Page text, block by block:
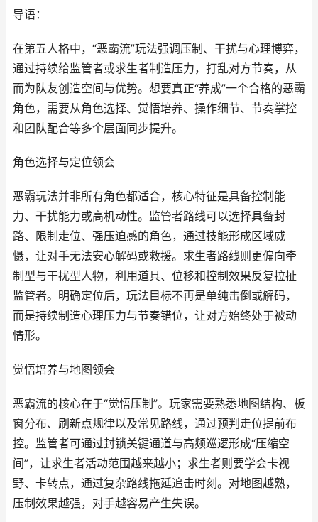
导语：
在第五人格中，“恶霸流”玩法强调压制、干扰与心理博弈，
通过持续给监管者或求生者制造压力，打乱对方节奏，从
而为队友创造空间与优势。想要真正“养成”一个合格的恶霸
角色，需要从角色选择、觉悟培养、操作细节、节奏掌控
和团队配合等多个层面同步提升。
角色选择与定位领会
恶霸玩法并非所有角色都适合，核心特征是具备控制能
力、干扰能力或高机动性。监管者路线可以选择具备封
路、限制走位、强压迫感的角色，通过技能形成区域威
慑，让对手无法安心解码或救援。求生者路线则更偏向牵
制型与干扰型人物，利用道具、位移和控制效果反复拉扯
监管者。明确定位后，玩法目标不再是单纯击倒或解码，
而是持续制造心理压力与节奏错位，让对方始终处于被动
情形。
觉悟培养与地图领会
恶霸流的核心在于“觉悟压制”。玩家需要熟悉地图结构、板
窗分布、刷新点规律以及常见路线，通过预判走位提前布
控。监管者可通过封锁关键通道与高频巡逻形成“压缩空
间”，让求生者活动范围越来越小；求生者则要学会卡视
野、卡转点，通过复杂路线拖延追击时刻。对地图越熟，
压制效果越强，对手越容易产生失误。